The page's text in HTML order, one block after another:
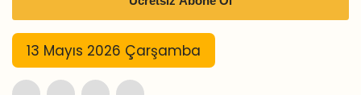
13 Mayıs 2026 Çarşamba